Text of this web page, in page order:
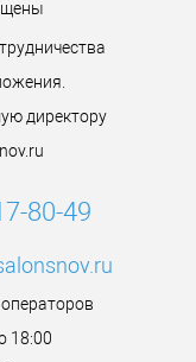
директору
80-49
18:00